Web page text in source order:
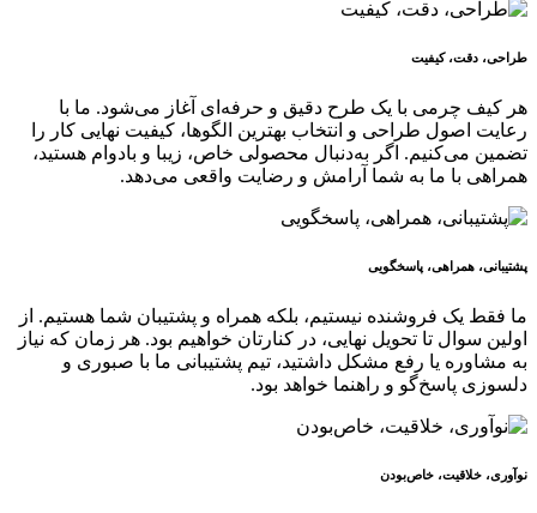
طراحی، دقت، کیفیت
هر کیف چرمی با یک طرح دقیق و حرفه‌ای آغاز می‌شود. ما با
رعایت اصول طراحی و انتخاب بهترین الگوها، کیفیت نهایی کار را
تضمین می‌کنیم. اگر به‌دنبال محصولی خاص، زیبا و بادوام هستید،
همراهی با ما به شما آرامش و رضایت واقعی می‌دهد.
پشتیبانی، همراهی، پاسخگویی
ما فقط یک فروشنده نیستیم، بلکه همراه و پشتیبان شما هستیم. از
اولین سوال تا تحویل نهایی، در کنارتان خواهیم بود. هر زمان که نیاز
به مشاوره یا رفع مشکل داشتید، تیم پشتیبانی ما با صبوری و
دلسوزی پاسخ‌گو و راهنما خواهد بود.
نوآوری، خلاقیت، خاص‌بودن